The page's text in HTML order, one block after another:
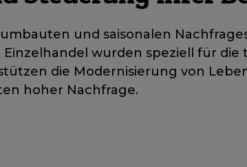
und saisonalen
wurden speziell für
die Modernisierung von
hoher Nachfrage.